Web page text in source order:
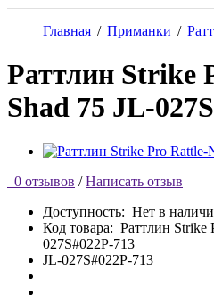
Главная / Приманки /
Раттлин Strike
Shad 75 JL-
0 отзывов / Написать отзыв
Доступность: Нет в
Код товара: Раттлин Strike
027S#022P-713
JL-027S#022P-713